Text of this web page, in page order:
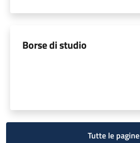
Borse di studio
Tutte le pagine